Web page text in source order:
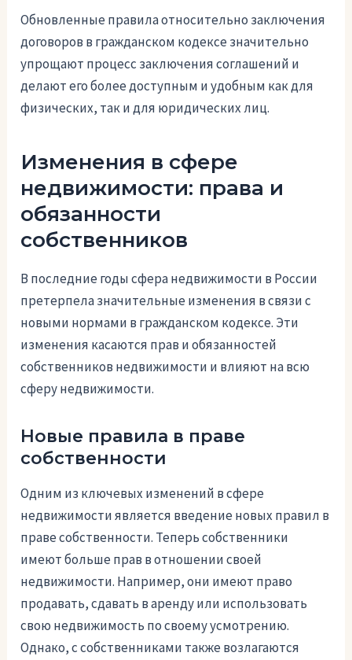
Обновленные правила относительно заключения
договоров в гражданском кодексе значительно
упрощают процесс заключения соглашений и
делают его более доступным и удобным как для
физических, так и для юридических лиц.
Изменения в сфере
недвижимости: права и
обязанности
собственников
В последние годы сфера недвижимости в России
претерпела значительные изменения в связи с
новыми нормами в гражданском кодексе. Эти
изменения касаются прав и обязанностей
собственников недвижимости и влияют на всю
сферу недвижимости.
Новые правила в праве
собственности
Одним из ключевых изменений в сфере
недвижимости является введение новых правил в
праве собственности. Теперь собственники
имеют больше прав в отношении своей
недвижимости. Например, они имеют право
продавать, сдавать в аренду или использовать
свою недвижимость по своему усмотрению.
Однако, с собственниками также возлагаются